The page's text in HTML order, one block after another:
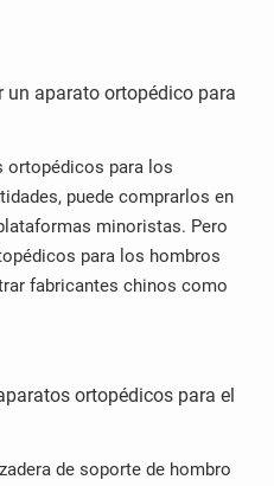
un aparato ortopédico para
ortopédicos para los
puede comprarlos en
minoristas. Pero
para los hombros
fabricantes chinos como
ortopédicos para el
de soporte de hombro